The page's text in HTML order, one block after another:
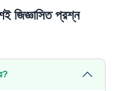
জিজ্ঞাসিত প্রশ্ন